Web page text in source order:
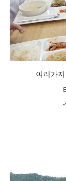
여러가